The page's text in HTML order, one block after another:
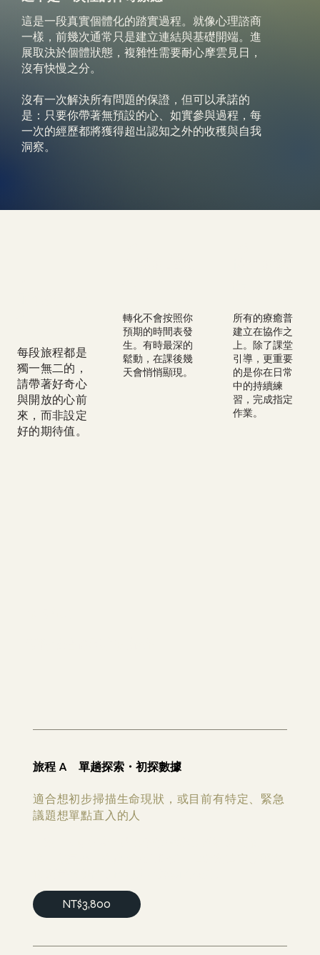
這是一段真實個體化的踏實過程。就像心理諮商
一樣，前幾次通常只是建立連結與基礎開端。進
展取決於個體狀態，複雜性需要耐心摩雲見日，
沒有快慢之分。
沒有一次解決所有問題的保證，但可以承諾的
是：只要你帶著無預設的心、如實參與過程，每
一次的經歷都將獲得超出認知之外的收穫與自我
洞察。
每段旅程都是
獨一無二的，
請帶著好奇心
與開放的心前
來，而非設定
好的期待值。
轉化不會按照你
預期的時間表發
生。有時最深的
鬆動，在課後幾
天會悄悄顯現。
所有的療癒普
建立在協作之
上。除了課堂
引導，更重要
的是你在日常
中的持續練
習，完成指定
作業。
旅程 A 單趟探索・初探數據
適合想初步掃描生命現狀，或目前有特定、緊急
議題想單點直入的人
NT$3,800